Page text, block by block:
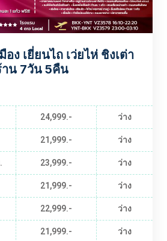
อง เยี่ยนไถ เว่ยไห่ ชิงเต่า
าน 7วัน 5คืน
24,999.-
ว่าง
21,999.-
ว่าง
23,999.-
ว่าง
21,999.-
ว่าง
22,999.-
ว่าง
21,999.-
ว่าง